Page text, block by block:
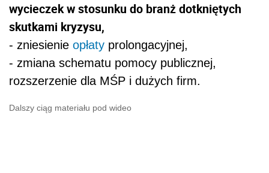
wycieczek w stosunku do branż dotkniętych
skutkami kryzysu,
- zniesienie opłaty prolongacyjnej,
- zmiana schematu pomocy publicznej,
rozszerzenie dla MŚP i dużych firm.
Dalszy ciąg materiału pod wideo